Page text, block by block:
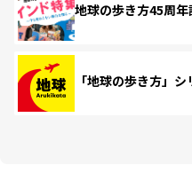
地球の歩き方45周
「地球の歩き方」